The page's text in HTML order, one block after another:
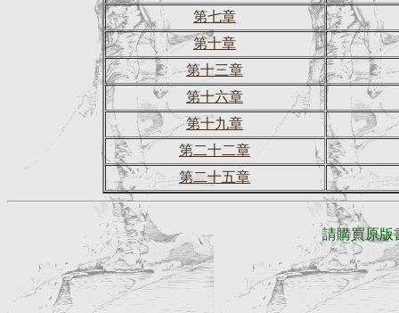
第七章
第十章
第十三章
第十六章
第十九章
第二十二章
第二十五章
請購買原版